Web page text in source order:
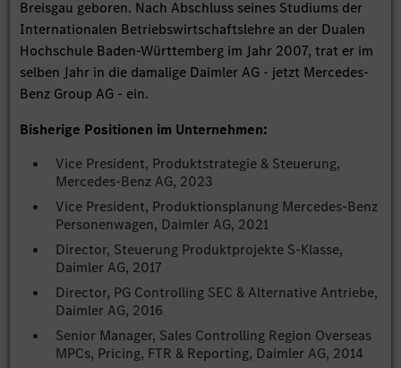
Breisgau geboren. Nach Abschluss seines Studiums der
Internationalen Betriebswirtschaftslehre an der Dualen
Hochschule Baden-Württemberg im Jahr 2007, trat er im
selben Jahr in die damalige Daimler AG - jetzt Mercedes-
Benz Group AG - ein.
Bisherige Positionen im Unternehmen:
Vice President, Produktstrategie & Steuerung,
Mercedes-Benz AG, 2023
Vice President, Produktionsplanung Mercedes-Benz
Personenwagen, Daimler AG, 2021
Director, Steuerung Produktprojekte S-Klasse,
Daimler AG, 2017
Director, PG Controlling SEC & Alternative Antriebe,
Daimler AG, 2016
Senior Manager, Sales Controlling Region Overseas
MPCs, Pricing, FTR & Reporting, Daimler AG, 2014